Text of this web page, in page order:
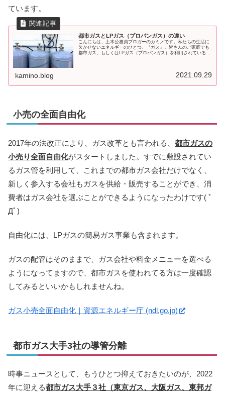
ています。
都市ガスとLPガス（プロパンガス）の違い
こんにちは、土木公務員ブロガーのカミノです。私たちの生活に
欠かせないエネルギーのひとつ、『ガス』。皆さんのご家庭でも
都市ガス、もしくはLPガス（プロパンガス）を利用されていると
kamino.blog 2021.09.29
小売の全面自由化
2017年の法改正により、ガス改革とも言われる、 都市ガスの
小売り全面自由化がスタートしました。すでに敷設されてい
るガス管を利用して、これまでの都市ガス会社だけでなく、
新しく参入する会社もガスを供給・販売することができ、消
費者はガス会社を選ぶことができるようになったわけです( ﾟ
Дﾟ)
自由化には、LPガスの簡易ガス事業も含まれます。
ガスの配管はそのままで、ガス会社や料金メニューを選べる
ようになってますので、都市ガスを使われてる方は一度確認
してみるといいかもしれませんね。
ガス小売全面自由化｜資源エネルギー庁 (ndl.go.jp)
都市ガス大手3社の導管分離
時事ニュースとして、もうひとつ抑えておきたいのが、2022
年に迎える都市ガス大手３社（東京ガス、大阪ガス、東邦ガ